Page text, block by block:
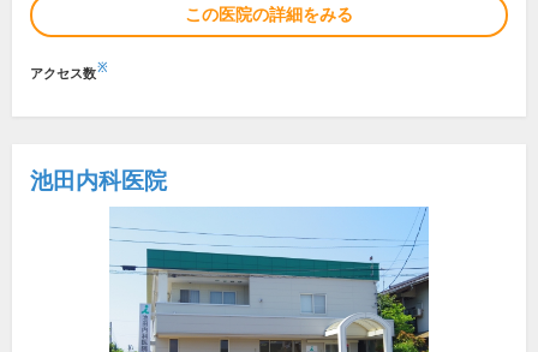
この医院の詳細をみる
アクセス数※
池田内科医院